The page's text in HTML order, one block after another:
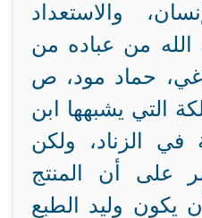
والاستعداد
الله من عباده من
حماد مود، ص
التي يشبهها ابن
في الزناد، ولكن
على أن المنتج
يكون وليد الطبع